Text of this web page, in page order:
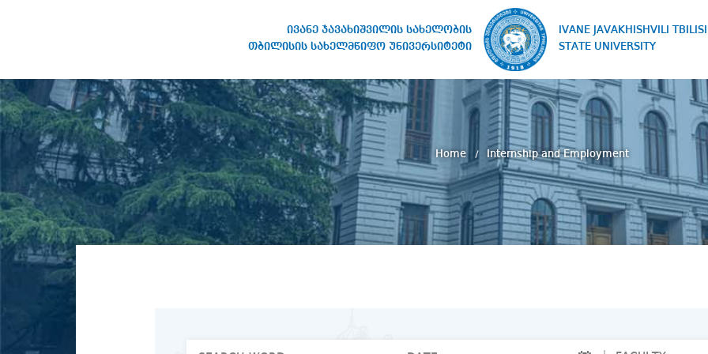
ივანე ჯავახიშვილის სახელობის
თბილისის სახელმწიფო უნივერსიტეტი
IVANE JAVAKHISHVILI TBILISI
STATE UNIVERSITY
STATE UNIVERSITY
Home Internship and Employment